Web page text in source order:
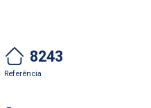
8243
Referência